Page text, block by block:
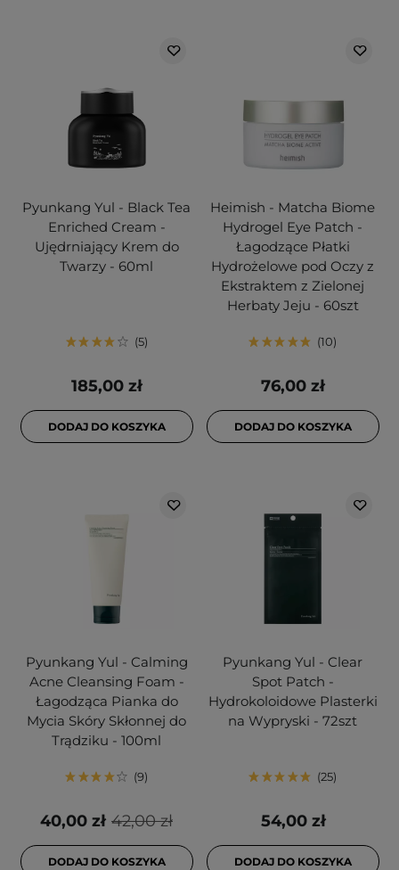
Pyunkang Yul - Black Tea
Enriched Cream -
Ujędrniający Krem do
Twarzy - 60ml
5
185,00 zł
DODAJ DO KOSZYKA
Heimish - Matcha Biome
Hydrogel Eye Patch -
Łagodzące Płatki
Hydrożelowe pod Oczy z
Ekstraktem z Zielonej
Herbaty Jeju - 60szt
10
76,00 zł
DODAJ DO KOSZYKA
Pyunkang Yul - Calming
Acne Cleansing Foam -
Łagodząca Pianka do
Mycia Skóry Skłonnej do
Trądziku - 100ml
9
42,00 zł
40,00 zł
DODAJ DO KOSZYKA
Pyunkang Yul - Clear
Spot Patch -
Hydrokoloidowe Plasterki
na Wypryski - 72szt
25
54,00 zł
DODAJ DO KOSZYKA